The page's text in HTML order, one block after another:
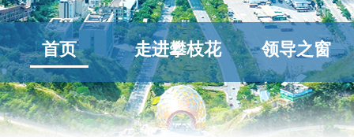
首页 走进攀枝花 领导之窗